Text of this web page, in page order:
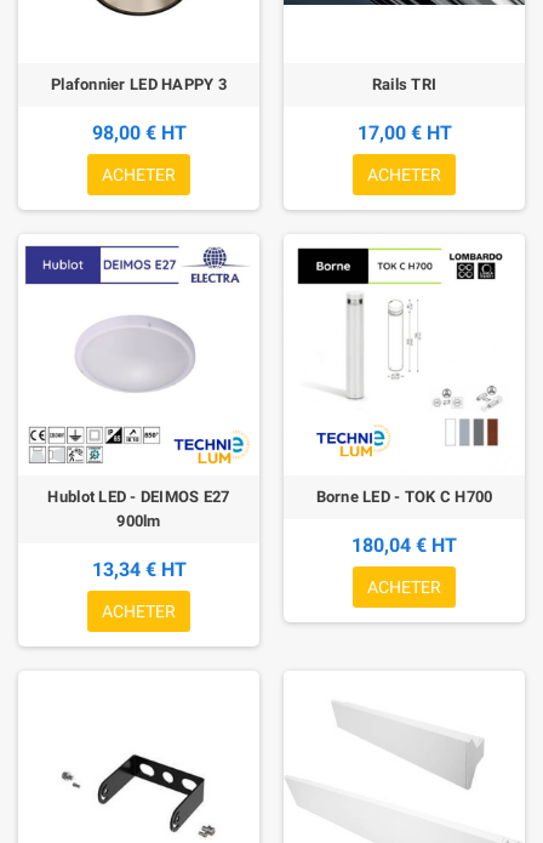
Plafonnier LED HAPPY 3
98,00 € HT
ACHETER
Rails TRI
17,00 € HT
ACHETER
Hublot LED - DEIMOS E27
900lm
13,34 € HT
ACHETER
Borne LED - TOK C H700
180,04 € HT
ACHETER